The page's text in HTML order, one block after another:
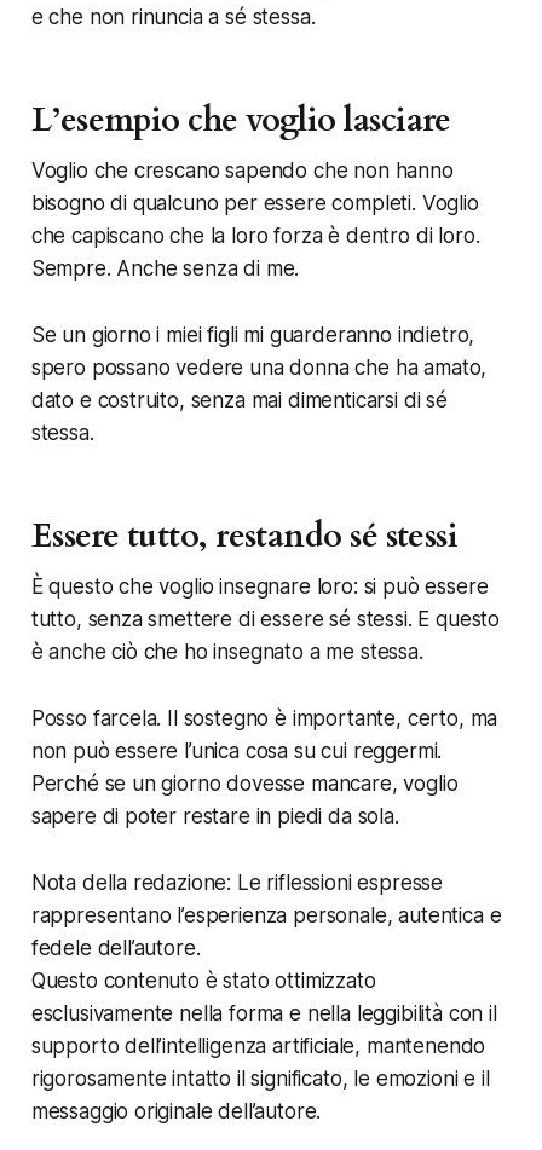
e che non rinuncia a sé stessa.
L’esempio che voglio lasciare
Voglio che crescano sapendo che non hanno
bisogno di qualcuno per essere completi. Voglio
che capiscano che la loro forza è dentro di loro.
Sempre. Anche senza di me.
Se un giorno i miei figli mi guarderanno indietro,
spero possano vedere una donna che ha amato,
dato e costruito, senza mai dimenticarsi di sé
stessa.
Essere tutto, restando sé stessi
È questo che voglio insegnare loro: si può essere
tutto, senza smettere di essere sé stessi. E questo
è anche ciò che ho insegnato a me stessa.
Posso farcela. Il sostegno è importante, certo, ma
non può essere l’unica cosa su cui reggermi.
Perché se un giorno dovesse mancare, voglio
sapere di poter restare in piedi da sola.
Nota della redazione: Le riflessioni espresse
rappresentano l’esperienza personale, autentica e
fedele dell’autore.
Questo contenuto è stato ottimizzato
esclusivamente nella forma e nella leggibilità con il
supporto dell’intelligenza artificiale, mantenendo
rigorosamente intatto il significato, le emozioni e il
messaggio originale dell’autore.